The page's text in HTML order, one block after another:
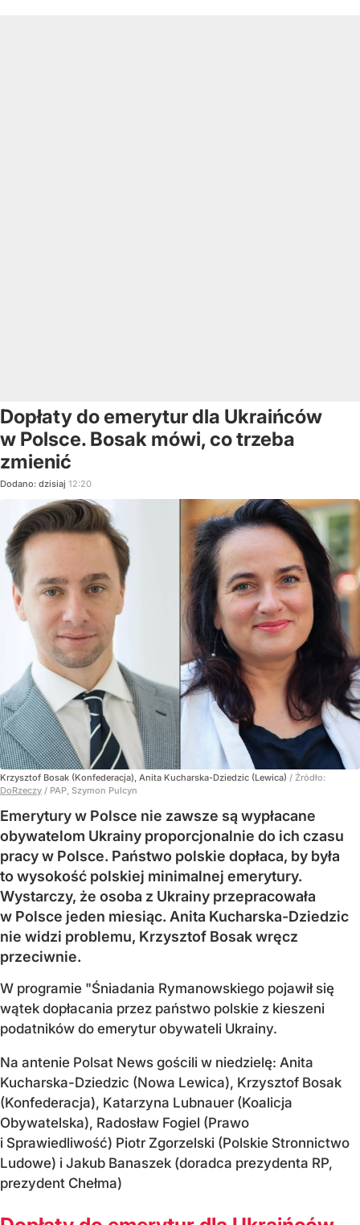
Dopłaty do emerytur dla Ukraińców
w Polsce. Bosak mówi, co trzeba
zmienić
Dodano: dzisiaj 12:20
Krzysztof Bosak (Konfederacja), Anita Kucharska-Dziedzic (Lewica) / Źródło:
DoRzeczy / PAP, Szymon Pulcyn
Emerytury w Polsce nie zawsze są wypłacane
obywatelom Ukrainy proporcjonalnie do ich czasu
pracy w Polsce. Państwo polskie dopłaca, by była
to wysokość polskiej minimalnej emerytury.
Wystarczy, że osoba z Ukrainy przepracowała
w Polsce jeden miesiąc. Anita Kucharska-Dziedzic
nie widzi problemu, Krzysztof Bosak wręcz
przeciwnie.
W programie "Śniadania Rymanowskiego pojawił się
wątek dopłacania przez państwo polskie z kieszeni
podatników do emerytur obywateli Ukrainy.
Na antenie Polsat News gościli w niedzielę: Anita
Kucharska-Dziedzic (Nowa Lewica), Krzysztof Bosak
(Konfederacja), Katarzyna Lubnauer (Koalicja
Obywatelska), Radosław Fogiel (Prawo
i Sprawiedliwość) Piotr Zgorzelski (Polskie Stronnictwo
Ludowe) i Jakub Banaszek (doradca prezydenta RP,
prezydent Chełma)